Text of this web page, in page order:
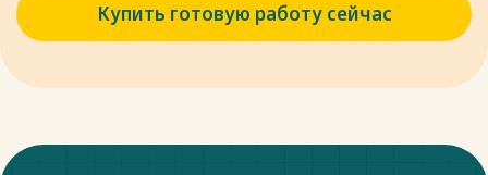
Купить готовую работу сейчас